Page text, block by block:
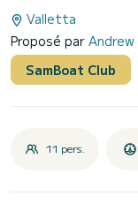
Valletta
Proposé par Andrew
SamBoat Club
11 pers.